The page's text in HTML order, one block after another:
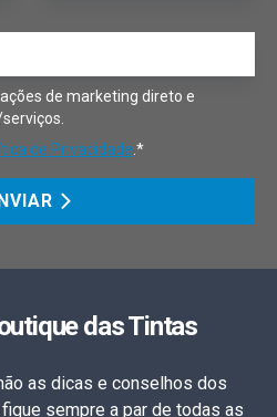
de marketing direto e
de Privacidade .*
das Tintas
as dicas e conselhos dos
sempre a par de todas as